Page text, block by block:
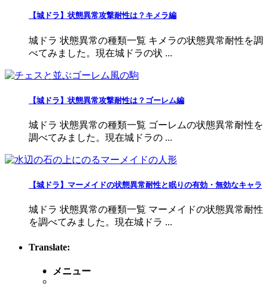
【城ドラ】状態異常攻撃耐性は？キメラ編
城ドラ 状態異常の種類一覧 キメラの状態異常耐性を調
べてみました。現在城ドラの状 ...
【城ドラ】状態異常攻撃耐性は？ゴーレム編
城ドラ 状態異常の種類一覧 ゴーレムの状態異常耐性を
調べてみました。現在城ドラの ...
【城ドラ】マーメイドの状態異常耐性と眠りの有効・無効なキャラ
城ドラ 状態異常の種類一覧 マーメイドの状態異常耐性
を調べてみました。現在城ドラ ...
Translate:
メニュー